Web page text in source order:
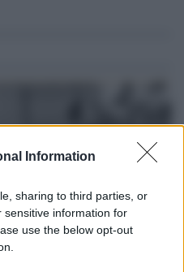
Information
sharing to third parties, or
sensitive information for
use the below opt-out